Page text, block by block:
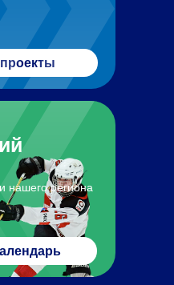
нашего региона